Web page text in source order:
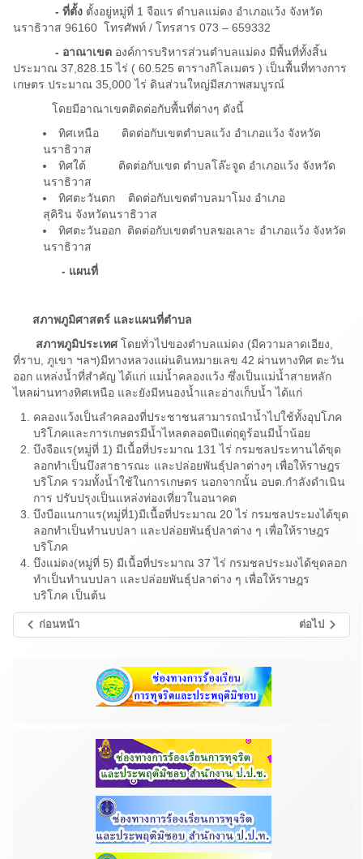
- ที่ตั้ง ตั้งอยู่หมู่ที่ 1 จือแร ตำบลแม่ดง อำเภอแว้ง จังหวัด
นราธิวาส 96160 โทรศัพท์ / โทรสาร 073 – 659332
- อาณาเขต องค์การบริหารส่วนตำบลแม่ดง มีพื้นที่ทั้งสิ้น
ประมาณ 37,828.15 ไร่ ( 60.525 ตารางกิโลเมตร ) เป็นพื้นที่ทางการ
เกษตร ประมาณ 35,000 ไร่ ดินส่วนใหญ่มีสภาพสมบูรณ์
โดยมีอาณาเขตติดต่อกับพื้นที่ต่างๆ ดังนี้
ทิศเหนือ ติดต่อกับเขตตำบลแว้ง อำเภอแว้ง จังหวัด
นราธิวาส
ทิศใต้ ติดต่อกับเขต ตำบลโล๊ะจูด อำเภอแว้ง จังหวัด
นราธิวาส
ทิศตะวันตก ติดต่อกับเขตตำบลมาโมง อำเภอ
สุคิริน จังหวัดนราธิวาส
ทิศตะวันออก ติดต่อกับเขตตำบลฆอเลาะ อำเภอแว้ง จังหวัด
นราธิวาส
- แผนที่
สภาพภูมิศาสตร์ และแผนที่ตำบล
สภาพภูมิประเทศโดยทั่วไปของตำบลแม่ดง (มีความลาดเอียง,
ที่ราบ, ภูเขา ฯลฯ)มีทางหลวงแผ่นดินหมายเลข 42 ผ่านทางทิศ ตะวัน
ออก แหล่งน้ำที่สำคัญ ได้แก่ แม่น้ำคลองแว้ง ซึ่งเป็นแม่น้ำสายหลัก
ไหลผ่านทางทิศเหนือ และยังมีหนองน้ำและอ่างเก็บน้ำ ได้แก่
คลองแว้งเป็นลำคลองที่ประชาชนสามารถนำน้ำไปใช้ทั้งอุปโภค
บริโภคและการเกษตรมีน้ำไหลตลอดปีแต่ฤดูร้อนมีน้ำน้อย
บึงจือแร(หมู่ที่ 1) มีเนื้อที่ประมาณ 131 ไร่ กรมชลประทานได้ขุด
ลอกทำเป็นบึงสาธารณะ และปล่อยพันธุ์ปลาต่างๆ เพื่อให้ราษฎร
บริโภค รวมทั้งน้ำใช้ในการเกษตร นอกจากนั้น อบต.กำลังดำเนิน
การ ปรับปรุงเป็นแหล่งท่องเที่ยวในอนาคต
บึงบือแนกาแร(หมู่ที่1)มีเนื้อที่ประมาณ 20 ไร่ กรมชลประมงได้ขุด
ลอกทำเป็นทำนบปลา และปล่อยพันธุ์ปลาต่าง ๆ เพื่อให้ราษฎร
บริโภค
บึงแม่ดง(หมู่ที่ 5) มีเนื้อที่ประมาณ 37 ไร่ กรมชลประมงได้ขุดลอก
ทำเป็นทำนบปลา และปล่อยพันธุ์ปลาต่าง ๆ เพื่อให้ราษฎร
บริโภค เป็นต้น
ก่อนหน้า ต่อไป